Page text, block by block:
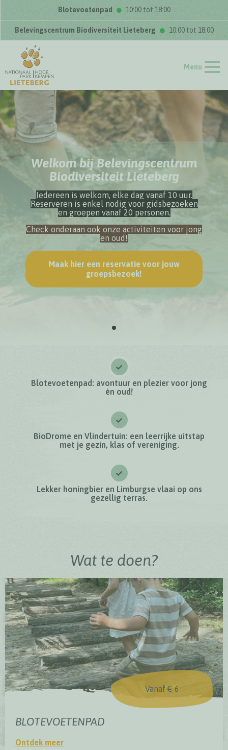
Blotevoetenpad 10:00 tot 18:00
Belevingscentrum Biodiversiteit Lieteberg 10:00 tot 18:00
Menu
Welkom bij Belevingscentrum
Biodiversiteit Lieteberg
Iedereen is welkom, elke dag vanaf 10 uur.
Reserveren is enkel nodig voor gidsbezoeken
en groepen vanaf 20 personen.
Check onderaan ook onze activiteiten voor jong
en oud!
Maak hier een reservatie voor jouw
groepsbezoek!
Blotevoetenpad: avontuur en plezier voor jong
én oud!
BioDrome en Vlindertuin: een leerrijke uitstap
met je gezin, klas of vereniging.
Lekker honingbier en Limburgse vlaai op ons
gezellig terras.
Wat te doen?
Vanaf € 6
BLOTEVOETENPAD
Ontdek meer